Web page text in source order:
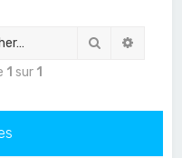
Rechercher
1 sur 1